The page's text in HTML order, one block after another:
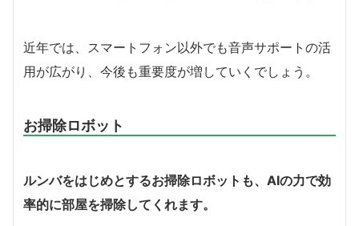
近年では、スマートフォン以外でも音声サポートの活
用が広がり、今後も重要度が増していくでしょう。
お掃除ロボット
ルンバをはじめとするお掃除ロボットも、AIの力で効
率的に部屋を掃除してくれます。